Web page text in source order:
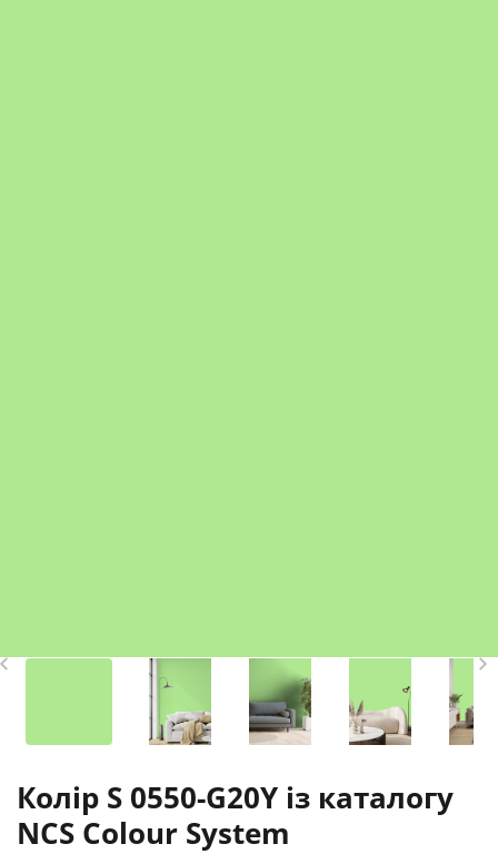
Колір S 0550-G20Y із каталогу
NCS Colour System